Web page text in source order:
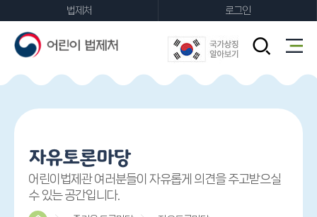
법제처
로그인
자유토론마당
어린이법제관 여러분들이 자유롭게 의견을 주고받으실
수 있는 공간입니다.